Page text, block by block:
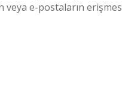
e-postaların